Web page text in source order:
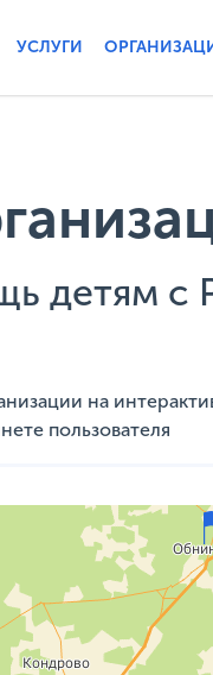
УСЛУГИ
детям с
на
пользователя